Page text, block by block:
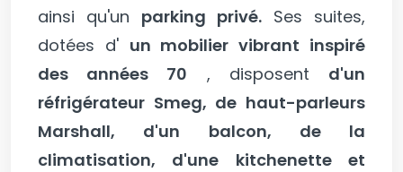
ainsi qu'un parking privé. Ses suites,
dotées d' un mobilier vibrant inspiré
des années 70 , disposent d'un
réfrigérateur Smeg, de haut-parleurs
Marshall, d'un balcon, de la
climatisation, d'une kitchenette et